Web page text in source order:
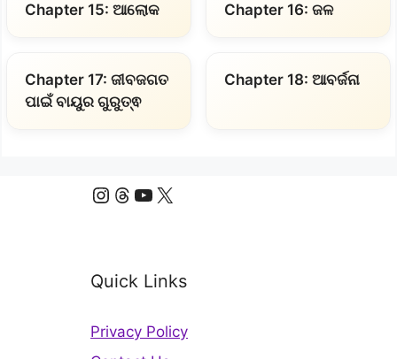
Chapter 15: ଆଲୋକ Chapter 16: ଜଳ
Chapter 17: ଜୀବଜଗତ
ପାଇଁ ବାୟୁର ଗୁରୁତ୍ଵ
Chapter 18: ଆବର୍ଜନା
Instagram
Threads
YouTube
X
Quick Links
Privacy Policy